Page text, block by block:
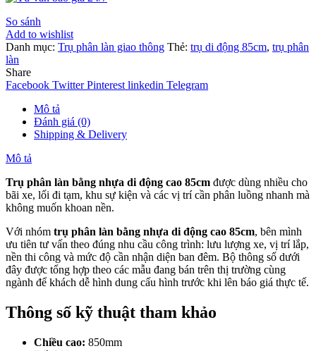
So sánh
Add to wishlist
Danh mục: Trụ phân làn giao thông Thẻ: trụ di động 85cm, trụ phân
làn
Share
Facebook Twitter Pinterest linkedin Telegram
Mô tả
Đánh giá (0)
Shipping & Delivery
Mô tả
Trụ phân làn bằng nhựa di động cao 85cm được dùng nhiều cho
bãi xe, lối đi tạm, khu sự kiện và các vị trí cần phân luồng nhanh mà
không muốn khoan nền.
Với nhóm trụ phân làn bằng nhựa di động cao 85cm, bên mình
ưu tiên tư vấn theo đúng nhu cầu công trình: lưu lượng xe, vị trí lắp,
nền thi công và mức độ cần nhận diện ban đêm. Bộ thông số dưới
đây được tổng hợp theo các mẫu đang bán trên thị trường cùng
ngành để khách dễ hình dung cấu hình trước khi lên báo giá thực tế.
Thông số kỹ thuật tham khảo
Chiều cao: 850mm